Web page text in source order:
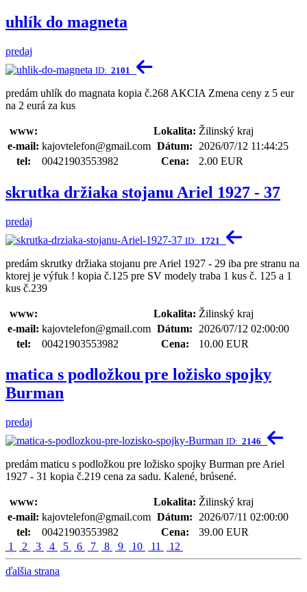
uhlík do magneta
predaj
ID: 2101
predám uhlík do magnata kopia č.268 AKCIA Zmena ceny z 5 eur
na 2 eurá za kus
www: Lokalita: Žilinský kraj
e-mail: kajovtelefon@gmail.com Dátum:
2026/07/12 11:44:25
tel:
00421903553982 Cena: 2.00 EUR
skrutka držiaka stojanu Ariel 1927 - 37
predaj
ID: 1721
predám skrutky držiaka stojanu pre Ariel 1927 - 29 iba pre stranu na
ktorej je výfuk ! kopia č.125 pre SV modely traba 1 kus č. 125 a 1
kus č.239
www: Lokalita: Žilinský kraj
e-mail: kajovtelefon@gmail.com Dátum:
2026/07/12 02:00:00
tel:
00421903553982 Cena: 10.00 EUR
matica s podložkou pre ložisko spojky
Burman
predaj
ID: 2146
predám maticu s podložkou pre ložisko spojky Burman pre Ariel
1927 - 31 kopia č.219 cena za sadu. Kalené, brúsené.
www: Lokalita: Žilinský kraj
e-mail: kajovtelefon@gmail.com Dátum:
2026/07/11 02:00:00
tel:
00421903553982 Cena:
39.00 EUR
1
2 3 4 5 6 7 8 9 10 11 12
ďalšia strana